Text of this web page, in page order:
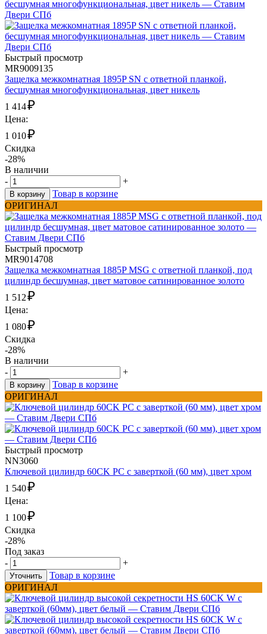
Быстрый просмотр
MR9009135
Защелка межкомнатная 1895P SN с ответной планкой,
бесшумная многофункциональная, цвет никель
1 414₽
Цена:
1 010₽
Скидка
-28%
В наличии
-
+
В корзину
Товар в корзине
ОРИГИНАЛ
Быстрый просмотр
MR9014708
Защелка межкомнатная 1885P MSG с ответной планкой, под
цилиндр бесшумная, цвет матовое сатинированное золото
1 512₽
Цена:
1 080₽
Скидка
-28%
В наличии
-
+
В корзину
Товар в корзине
ОРИГИНАЛ
Быстрый просмотр
NN3060
Ключевой цилиндр 60CK PC с заверткой (60 мм), цвет хром
1 540₽
Цена:
1 100₽
Скидка
-28%
Под заказ
-
+
Уточнить
Товар в корзине
ОРИГИНАЛ